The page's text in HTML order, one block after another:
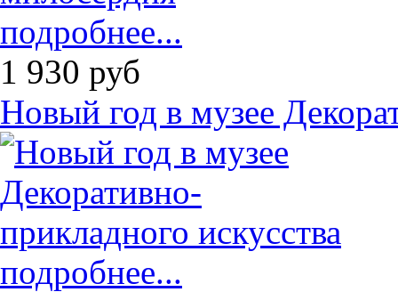
подробнее...
1 930 руб
Новый год в музее
подробнее...